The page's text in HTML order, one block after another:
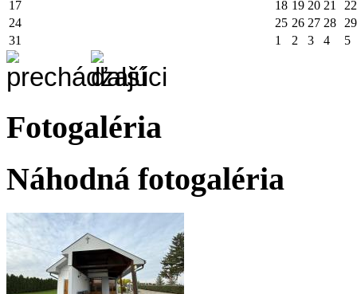
17 18 19 20 21
22
24
25 26 27 28
29
31
1 2 3 4 5
Fotogaléria
Náhodná fotogaléria